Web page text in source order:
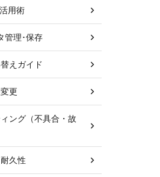
用術
管理･保存
えガイド
更
ング（不具合・故
久性